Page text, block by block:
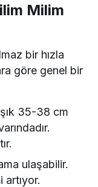
Milim
bir hızla
göre genel bir
35-38 cm
ulaşabilir.